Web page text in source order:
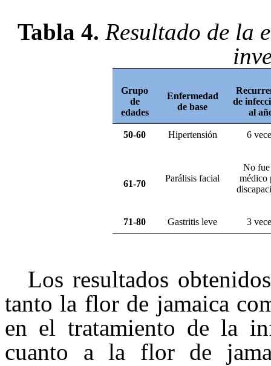
Tabla 4. Resultado de la
Grupo
de
edades
Enfermedad
de base
de
al
50-60 Hipertensión 6
61-70
Parálisis facial
No
médico
71-80 Gastritis leve 3
Los resultados
tanto la flor de jamaica
en el tratamiento de la
cuanto a la flor de